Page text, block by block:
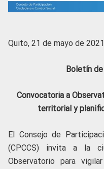
Quito, 21 de mayo de 2021
Boletín
Convocatoria a
territorial y
El Consejo de
(CPCCS) invita a la
Observatorio para